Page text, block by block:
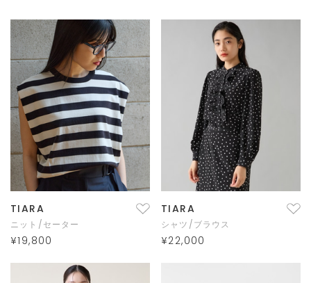
TIARA
ニット/セーター
¥19,800
TIARA
シャツ/ブラウス
¥22,000